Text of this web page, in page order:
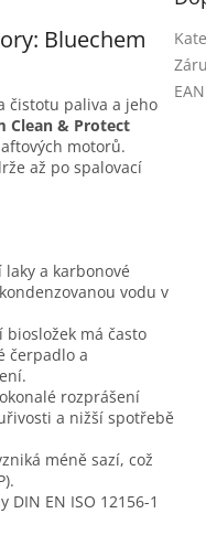
Bluechem
čistotu paliva a jeho
Clean & Protect
motorů.
až po spalovací
a karbonové
vodu v
má často
čerpadlo a
rozprášení
a nižší spotřebě
méně sazí, což
EN ISO 12156-1
EAN